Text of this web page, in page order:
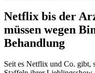
Netflix bis der
müssen wegen
Behandlung
Seit es Netflix und Co. gibt,